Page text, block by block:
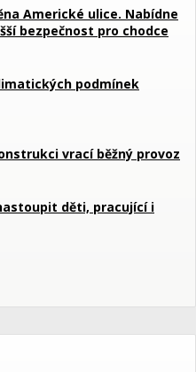
Americké ulice. Nabídne
bezpečnost pro chodce
podmínek
vrací běžný provoz
děti, pracující i